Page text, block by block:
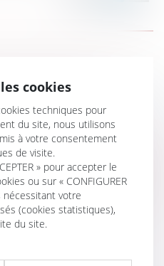
copropriétés et
et exécution
vice qui l'affecte
par un tiers et responsabilité
de l’avocat annexée au
liquidatif
: le droit dérogatoire
cookies
techniques pour
du site, nous utilisons
à votre consentement
de visite.
» pour accepter le
ou sur « CONFIGURER
nécessitant votre
(cookies statistiques),
du site.